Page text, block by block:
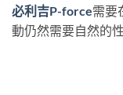
必利吉P-force需要
動仍然需要自然的